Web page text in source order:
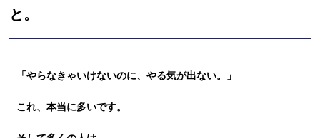
お知らせ
塾長紹介
と。
「やらなきゃいけないのに、やる気が出ない。」
これ、本当に多いです。